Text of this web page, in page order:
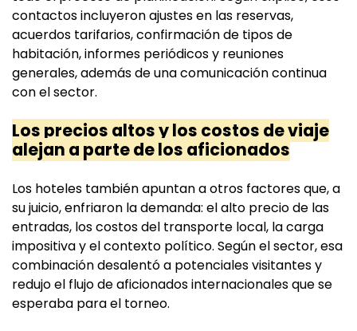
contactos incluyeron ajustes en las reservas,
acuerdos tarifarios, confirmación de tipos de
habitación, informes periódicos y reuniones
generales, además de una comunicación continua
con el sector.
Los precios altos y los costos de viaje
alejan a parte de los aficionados
Los hoteles también apuntan a otros factores que, a
su juicio, enfriaron la demanda: el alto precio de las
entradas, los costos del transporte local, la carga
impositiva y el contexto político. Según el sector, esa
combinación desalentó a potenciales visitantes y
redujo el flujo de aficionados internacionales que se
esperaba para el torneo.